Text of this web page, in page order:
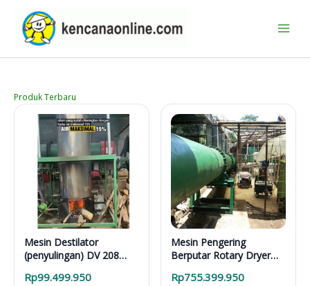
konten
Produk Terbaru
Mesin Destilator
(penyulingan) DV 208
Rp99.499.950
Mesin Pengering
Berputar Rotary Dryer
Rp755.399.950